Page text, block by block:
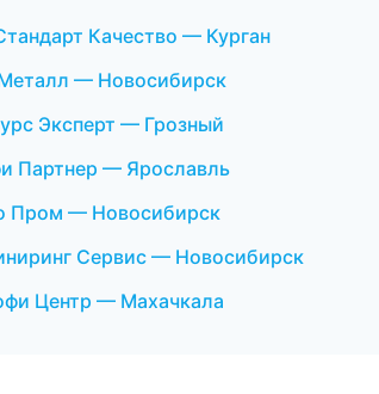
Качество — Курган
— Новосибирск
Эксперт — Грозный
Партнер — Ярославль
Пром — Новосибирск
Сервис — Новосибирск
Центр — Махачкала